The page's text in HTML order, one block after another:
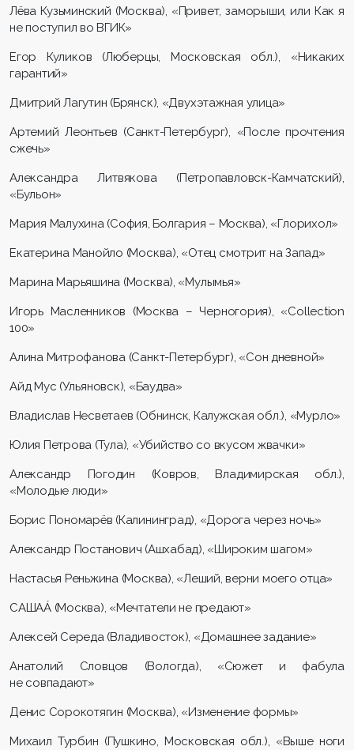
Лёва Кузьминский (Москва), «Привет, заморыши, или Как я
не поступил во ВГИК»
Егор Куликов (Люберцы, Московская обл.), «Никаких
гарантий»
Дмитрий Лагутин (Брянск), «Двухэтажная улица»
Артемий Леонтьев (Санкт-Петербург), «После прочтения
сжечь»
Александра Литвякова (Петропавловск-Камчатский),
«Бульон»
Мария Малухина (София, Болгария – Москва), «Глорихол»
Екатерина Манойло (Москва), «Отец смотрит на Запад»
Марина Марьяшина (Москва), «Мулымья»
Игорь Масленников (Москва – Черногория), «Collection
100»
Алина Митрофанова (Санкт-Петербург), «Сон дневной»
Айд Мус (Ульяновск), «Баудва»
Владислав Несветаев (Обнинск, Калужская обл.), «Мурло»
Юлия Петрова (Тула), «Убийство со вкусом жвачки»
Александр Погодин (Ковров, Владимирская обл.),
«Молодые люди»
Борис Пономарёв (Калининград), «Дорога через ночь»
Александр Постанович (Ашхабад), «Широким шагом»
Настасья Реньжина (Москва), «Леший, верни моего отца»
САШAÁ (Москва), «Мечтатели не предают»
Алексей Середа (Владивосток), «Домашнее задание»
Анатолий Словцов (Вологда), «Сюжет и фабула
не совпадают»
Денис Сорокотягин (Москва), «Изменение формы»
Михаил Турбин (Пушкино, Московская обл.), «Выше ноги